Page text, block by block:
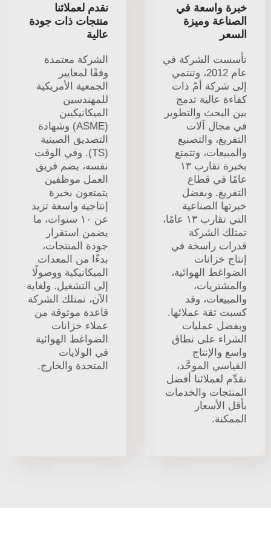
خبرة واسعة في
الصناعة وميزة
السعر
تأسست الشركة في
عام 2012، وتنتمي
إلى شركة أمّ ذات
كفاءة عالية تدمج
بين البحث والتطوير
في مجال آلات
التفريغ، والتصنيع
والمبيعات، وتتمتع
بخبرة تقارب ١٣
عامًا في قطاع
التفريغ. وبفضل
خبرتها الصناعية
التي تقارب ١٣ عامًا،
تمتلك الشركة
قدرات راسخة في
إنتاج خزانات
الضواغط الهوائية،
والمشتريات،
والمبيعات، وقد
كسبت ثقة عملائها.
وبفضل عمليات
الشراء على نطاق
واسع والإنتاج
القياسي الموحَّد،
نقدِّم لعملائنا أفضل
المنتجات والخدمات
بأقل الأسعار
الممكنة.
نقدم لعملائنا
منتجات ذات جودة
عالية
الشركة معتمدة
وفقًا لمعايير
الجمعية الأمريكية
للمهندسين
الميكانيكيين
(ASME) وشهادة
التصديق الصينية
(TS). وفي الوقت
نفسه، يضم فريق
العمل موظفين
يتمتعون بخبرة
إنتاجية واسعة تزيد
عن ١٠ سنوات، ما
يضمن استقرار
جودة المنتجات،
بدءًا من المعدات
الميكانيكية ووصولًا
إلى التشغيل. ولغاية
الآن، تمتلك الشركة
قاعدة موثوقة من
عملاء خزانات
الضواغط الهوائية
في الولايات
المتحدة والخارج.